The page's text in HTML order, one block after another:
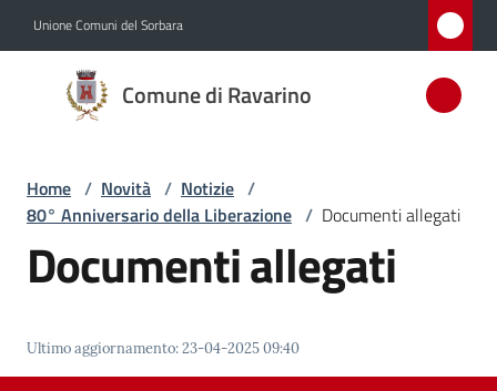
Unione Comuni del Sorbara
Comune di Ravarino
Comune
di
Servizi
Home / Novità / Notizie /
80° Anniversario della Liberazione / Documenti allegati
Documenti allegati
Ultimo aggiornamento:23-04-2025 09:40